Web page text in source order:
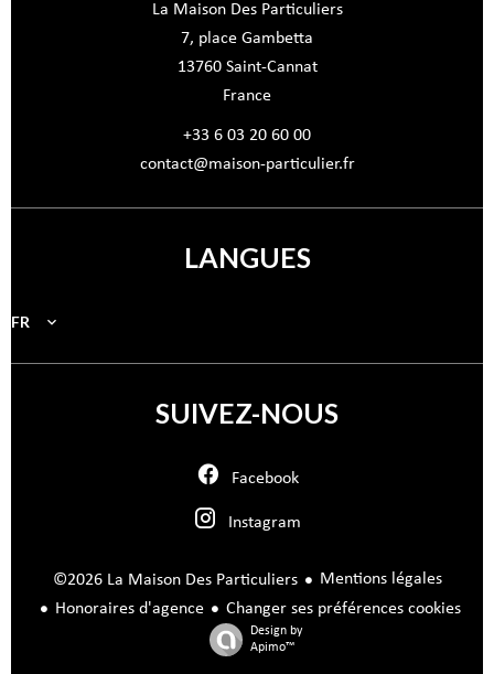
La Maison Des Particuliers
7, place Gambetta
13760Saint-Cannat
France
+33 6 03 20 60 00
contact@maison-particulier.fr
LANGUES
FR
SUIVEZ-NOUS
Facebook
Instagram
©2026 La Maison Des Particuliers
Mentions légales
Honoraires d'agence
Changer ses préférences cookies
Design by
Apimo™